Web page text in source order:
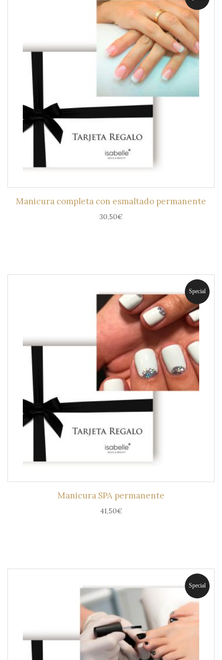
Manicura completa con esmaltado permanente
30,50€
Special
Manicura SPA permanente
41,50€
Special